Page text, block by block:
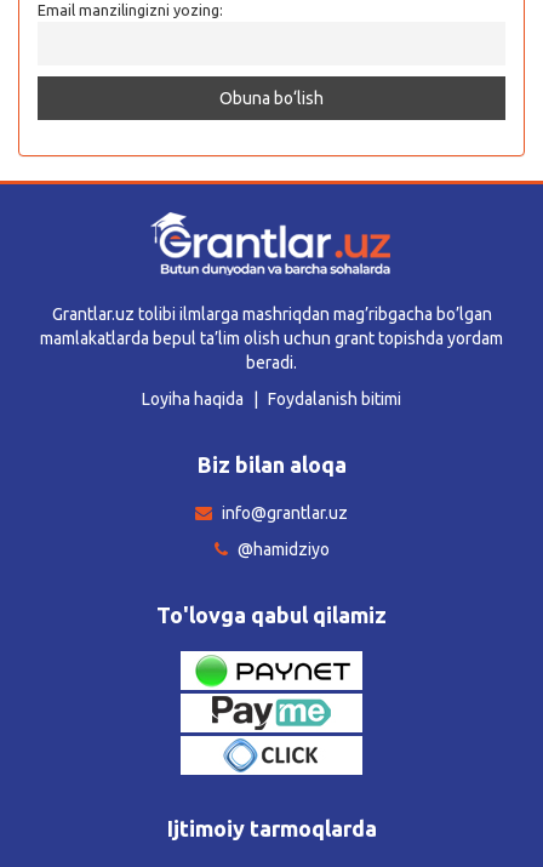
Email manzilingizni yozing:
Grantlar.uz tolibi ilmlarga mashriqdan mag’ribgacha bo’lgan
mamlakatlarda bepul ta’lim olish uchun grant topishda yordam
beradi.
Loyiha haqida
Foydalanish bitimi
Biz bilan aloqa
info@grantlar.uz
@hamidziyo
To'lovga qabul qilamiz
Ijtimoiy tarmoqlarda